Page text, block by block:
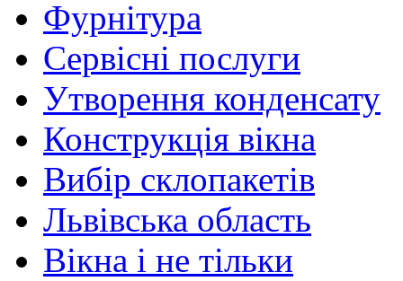
Фурнітура
Сервісні послуги
Утворення конденсату
Конструкція вікна
Вибір склопакетів
Львівська область
Вікна і не тільки